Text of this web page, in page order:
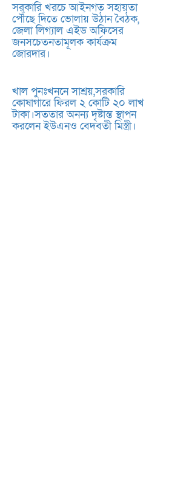
সরকারি খরচে আইনগত সহায়তা
পৌঁছে দিতে ভোলায় উঠান বৈঠক,
জেলা লিগ্যাল এইড অফিসের
জনসচেতনতামূলক কার্যক্রম
জোরদার।
খাল পুনঃখননে সাশ্রয়,সরকারি
কোষাগারে ফিরল ২ কোটি ২০ লাখ
টাকা।সততার অনন্য দৃষ্টান্ত স্থাপন
করলেন ইউএনও বেদবতী মিস্ত্রী।